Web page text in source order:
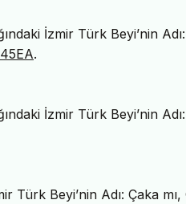
İzmir Türk Beyi’nin Adı:
.
İzmir Türk Beyi’nin
Türk Beyi’nin Adı: Çaka mı,